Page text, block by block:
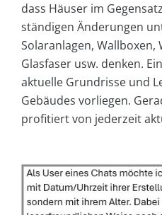
dass Häuser im
ständigen Änderungen
Solaranlagen, Wallboxen,
Glasfaser usw. denken.
aktuelle Grundrisse und
Gebäudes vorliegen.
profitiert von jederzeit